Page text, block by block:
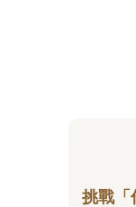
挑戰「